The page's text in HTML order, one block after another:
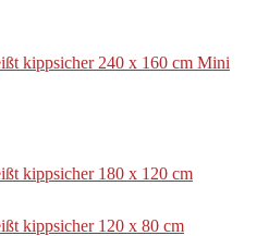
kippsicher 240 x 160 cm Mini
kippsicher 180 x 120 cm
kippsicher 120 x 80 cm